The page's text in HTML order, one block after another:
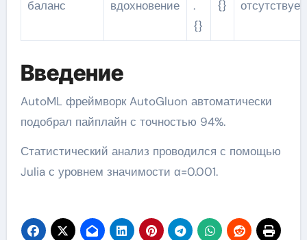
баланс вдохновение
.
{}
{} отсутствует
Введение
AutoML фреймворк AutoGluon автоматически
подобрал пайплайн с точностью 94%.
Статистический анализ проводился с помощью
Julia с уровнем значимости α=0.001.